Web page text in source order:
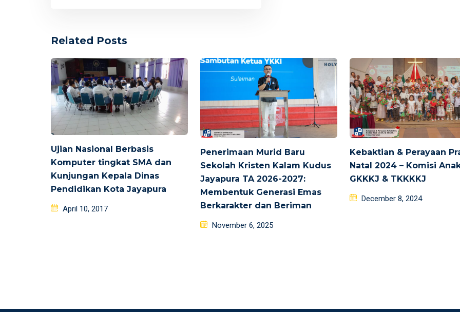
Related Posts
Ujian Nasional Berbasis
Komputer tingkat SMA dan
Kunjungan Kepala Dinas
Pendidikan Kota Jayapura
Posted
April 10, 2017
Penerimaan Murid Baru
Sekolah Kristen Kalam Kudus
Jayapura TA 2026-2027:
Membentuk Generasi Emas
Berkarakter dan Beriman
Posted
November 6, 2025
Kebaktian & Perayaan
Natal 2024 – Komisi
GKKKJ & TKKKKJ
Posted
December 8, 2024